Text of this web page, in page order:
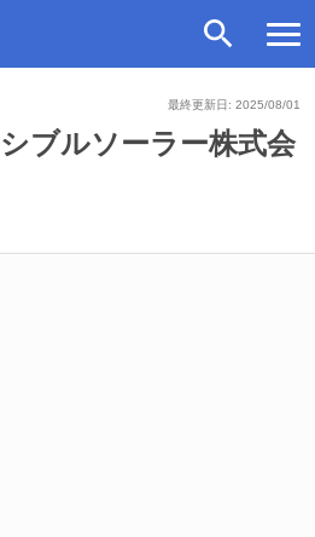
最終更新日: 2025/08/01
ブルソーラー株式会